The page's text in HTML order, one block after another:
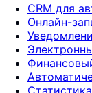
CRM для
Онлайн-